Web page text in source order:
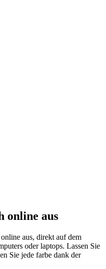
online aus
aus, direkt auf dem
oder laptops. Lassen Sie
Sie jede farbe dank der